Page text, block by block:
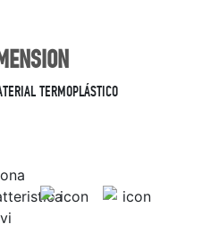
TERMOPLÁSTICO